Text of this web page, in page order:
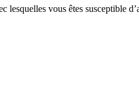
lesquelles vous êtes susceptible